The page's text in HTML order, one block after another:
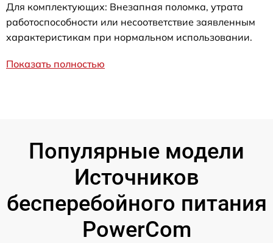
Для комплектующих: Внезапная поломка, утрата
работоспособности или несоответствие заявленным
характеристикам при нормальном использовании.
Показать полностью
Популярные модели
Источников
бесперебойного питания
PowerCom